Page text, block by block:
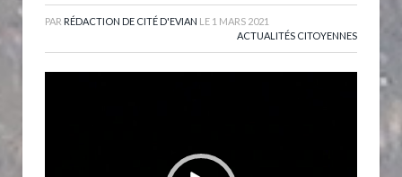
PAR RÉDACTION DE CITÉ D'EVIAN LE 1 MARS 2021
ACTUALITÉS CITOYENNES